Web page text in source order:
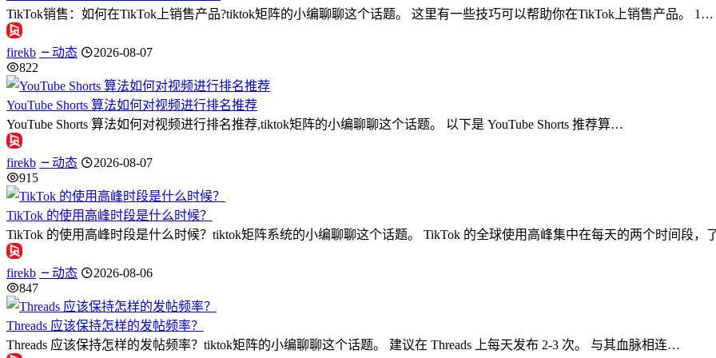
TikTok销售：如何在TikTok上销售产品?tiktok矩阵的小编聊聊这个话题。 这里有一些技巧可以帮助你在TikTok上销售产品。 1…
firekb 动态
2026-08-07
822
YouTube Shorts 算法如何对视频进行排名推荐
YouTube Shorts 算法如何对视频进行排名推荐,tiktok矩阵的小编聊聊这个话题。 以下是 YouTube Shorts 推荐算…
firekb 动态
2026-08-07
915
TikTok 的使用高峰时段是什么时候？
TikTok 的使用高峰时段是什么时候？tiktok矩阵系统的小编聊聊这个话题。 TikTok 的全球使用高峰集中在每天的两个时间段，
firekb 动态
2026-08-06
847
Threads 应该保持怎样的发帖频率？
Threads 应该保持怎样的发帖频率？tiktok矩阵的小编聊聊这个话题。 建议在 Threads 上每天发布 2-3 次。 与其血脉相连…